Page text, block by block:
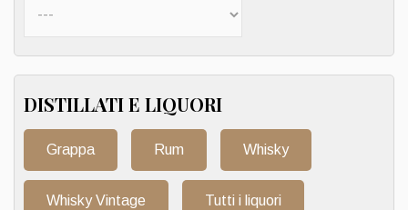
DISTILLATI E LIQUORI
Grappa Rum Whisky
Whisky Vintage Tutti i liquori